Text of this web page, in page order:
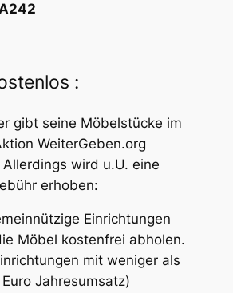
:
gibt seine Möbelstücke im
WeiterGeben.org
wird u.U. eine
erhoben:
Einrichtungen
Möbel kostenfrei abholen.
mit weniger als
Jahresumsatz)